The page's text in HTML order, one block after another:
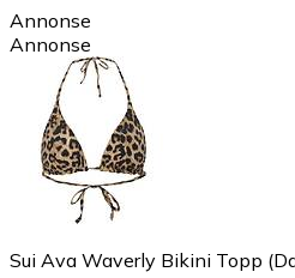
Annonse
Annonse
Sui Ava Waverly Bikini Topp